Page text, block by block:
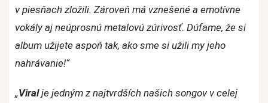
v piesňach zložili. Zároveň má vznešené a emotívne
vokály aj neúprosnú metalovú zúrivosť. Dúfame, že si
album užijete aspoň tak, ako sme si užili my jeho
nahrávanie!“
„Viralje jedným z najtvrdších našich songov v celej